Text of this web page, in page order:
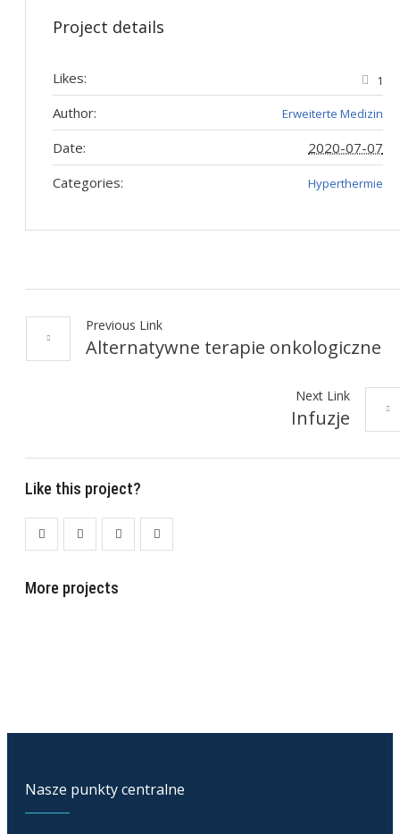
Project details
Likes: 1
Author: Erweiterte Medizin
Date:
2020-07-07
Categories:
Hyperthermie
Previous Link
Alternatywne terapie onkologiczne
Next Link
Infuzje
Like this project?
More projects
Nasze punkty centralne